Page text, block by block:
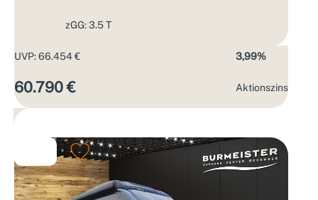
zGG: 3.5 T
UVP: 66.454 €
60.790 €
3,99%
Aktions­zins